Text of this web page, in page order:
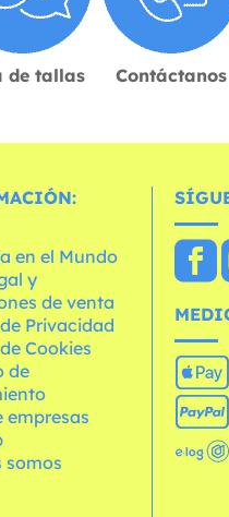
de tallas Contáctanos
en el Mundo
y
de venta
Privacidad
Cookies
de
empresas
somos